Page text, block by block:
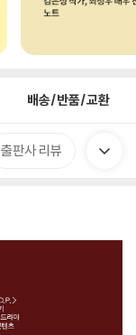
배송/반품/교환
출판사 리뷰